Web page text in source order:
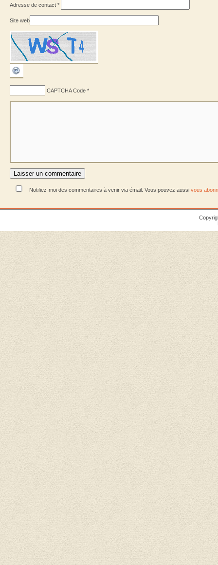
Adresse de contact *
Site web
CAPTCHA Code *
Notifiez-moi des commentaires à venir via émail. Vous pouvez aussi vous